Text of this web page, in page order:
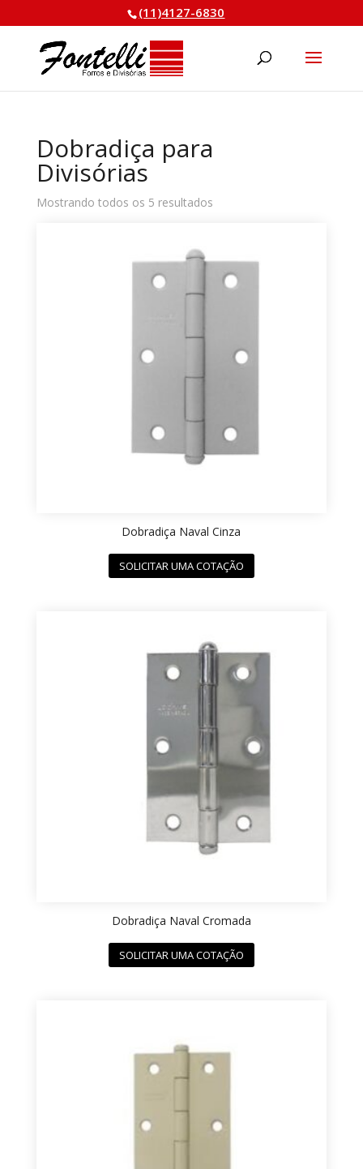
(11)4127-6830
Dobradiça para
Divisórias
Mostrando todos os 5 resultadosClassificado
recente
Dobradiça Naval Cinza
SOLICITAR UMA COTAÇÃO
Dobradiça Naval Cromada
SOLICITAR UMA COTAÇÃO